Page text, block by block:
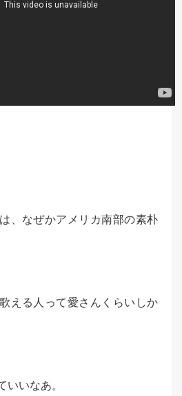
、なぜかアメリカ南部の素朴
える人って愛さんくらいしか
いいなあ。